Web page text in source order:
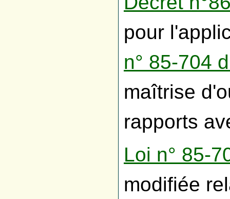
pour
n° 85-704
maîtrise
rapports
Loi n° 85-
modifiée